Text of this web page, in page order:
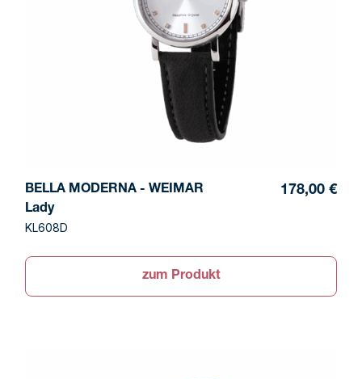
BELLA MODERNA - WEIMAR
Lady
KL608D
178,00 €
zum Produkt